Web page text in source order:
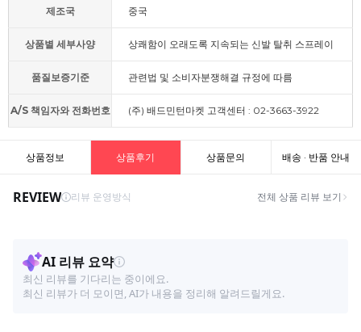
제조국 중국
상품별 세부사양 상쾌함이 오래도록 지속되는 신발 탈취 스프레이
품질보증기준 관련법 및 소비자분쟁해결 규정에 따름
A/S 책임자와 전화번호 (주) 배드민턴마켓 고객센터 : 02-3663-3922
상품정보 상품후기 상품문의 배송 · 반품 안내